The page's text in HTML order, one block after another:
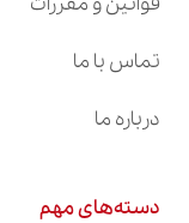
تماس با ما
درباره ما
دسته‌های مهم